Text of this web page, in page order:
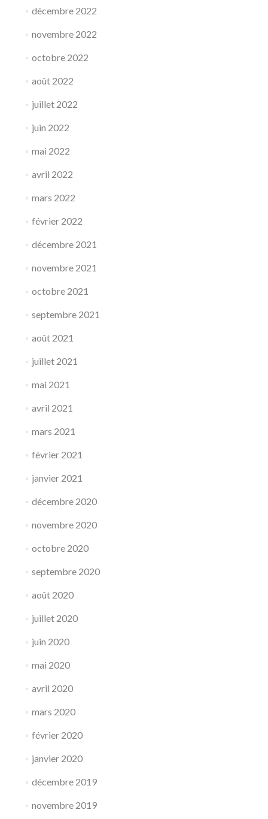
décembre 2022
novembre 2022
octobre 2022
août 2022
juillet 2022
juin 2022
mai 2022
avril 2022
mars 2022
février 2022
décembre 2021
novembre 2021
octobre 2021
septembre 2021
août 2021
juillet 2021
mai 2021
avril 2021
mars 2021
février 2021
janvier 2021
décembre 2020
novembre 2020
octobre 2020
septembre 2020
août 2020
juillet 2020
juin 2020
mai 2020
avril 2020
mars 2020
février 2020
janvier 2020
décembre 2019
novembre 2019